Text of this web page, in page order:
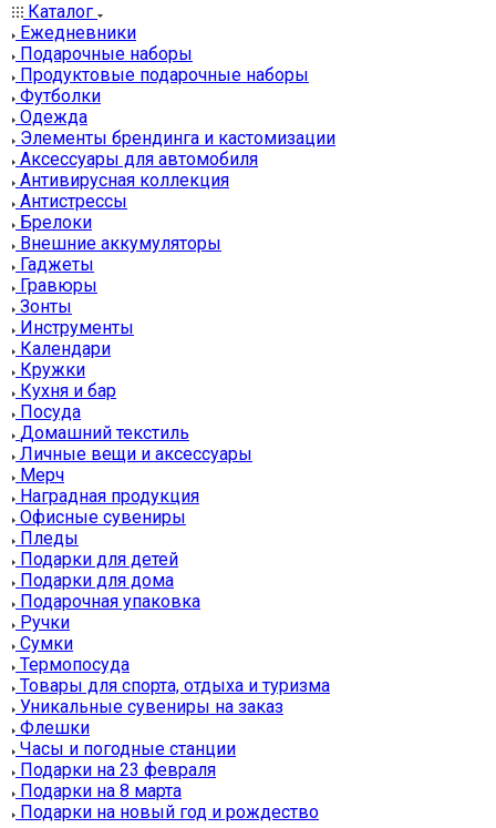
Каталог
Ежедневники
Подарочные наборы
Продуктовые подарочные наборы
Футболки
Одежда
Элементы брендинга и кастомизации
Аксессуары для автомобиля
Антивирусная коллекция
Антистрессы
Брелоки
Внешние аккумуляторы
Гаджеты
Гравюры
Зонты
Инструменты
Календари
Кружки
Кухня и бар
Посуда
Домашний текстиль
Личные вещи и аксессуары
Мерч
Наградная продукция
Офисные сувениры
Пледы
Подарки для детей
Подарки для дома
Подарочная упаковка
Ручки
Сумки
Термопосуда
Товары для спорта, отдыха и туризма
Уникальные сувениры на заказ
Флешки
Часы и погодные станции
Подарки на 23 февраля
Подарки на 8 марта
Подарки на новый год и рождество